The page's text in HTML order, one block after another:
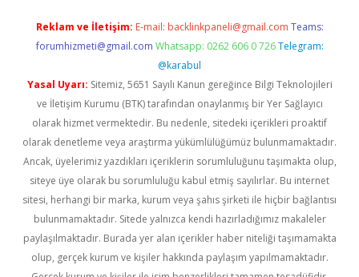
Reklam ve İletişim: E-mail: backlinkpaneli@gmail.com Teams:
forumhizmeti@gmail.com Whatsapp: 0262 606 0 726 Telegram:
@karabul
Yasal Uyarı: Sitemiz, 5651 Sayılı Kanun gereğince Bilgi Teknolojileri
ve İletişim Kurumu (BTK) tarafından onaylanmış bir Yer Sağlayıcı
olarak hizmet vermektedir. Bu nedenle, sitedeki içerikleri proaktif
olarak denetleme veya araştırma yükümlülüğümüz bulunmamaktadır.
Ancak, üyelerimiz yazdıkları içeriklerin sorumluluğunu taşımakta olup,
siteye üye olarak bu sorumluluğu kabul etmiş sayılırlar. Bu internet
sitesi, herhangi bir marka, kurum veya şahıs şirketi ile hiçbir bağlantısı
bulunmamaktadır. Sitede yalnızca kendi hazırladığımız makaleler
paylaşılmaktadır. Burada yer alan içerikler haber niteliği taşımamakta
olup, gerçek kurum ve kişiler hakkında paylaşım yapılmamaktadır.